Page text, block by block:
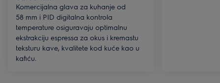
Komercijalna glava za kuhanje od
58 mm i PID digitalna kontrola
temperature osiguravaju optimalnu
ekstrakciju espressa za okus i kremastu
teksturu kave, kvalitete kod kuće kao u
kafiću.